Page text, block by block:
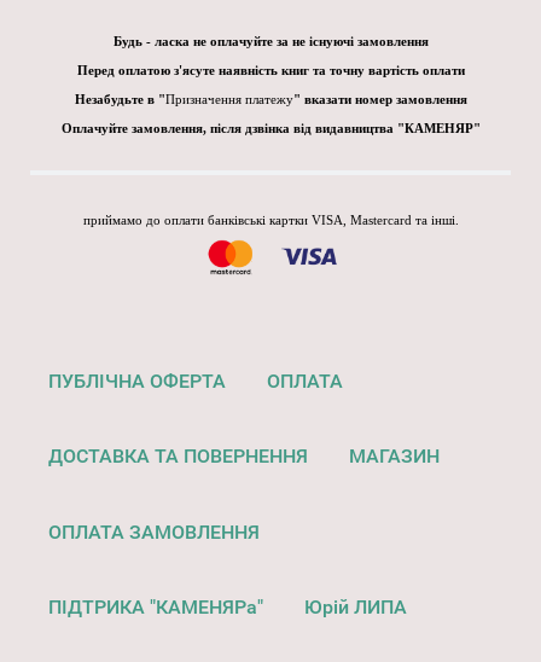
Будь - ласка не оплачуйте за не існуючі замовлення
Перед оплатою з'ясуте наявність книг та точну вартість оплати
Незабудьте в "Призначення платежу" вказати номер замовлення
Оплачуйте замовлення, після дзвінка від видавництва "КАМЕНЯР"
приймамо до оплати банківські картки VISA, Mastercard та інші.
ПУБЛІЧНА ОФЕРТА ОПЛАТА
ДОСТАВКА ТА ПОВЕРНЕННЯ МАГАЗИН
ОПЛАТА ЗАМОВЛЕННЯ
ПІДТРИКА "КАМЕНЯРа" Юрій ЛИПА